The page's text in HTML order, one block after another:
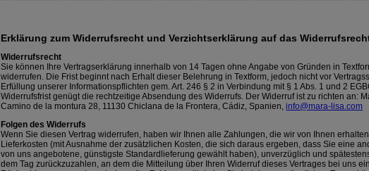
Erklärung zum Widerrufsrecht und Verzichtserklärung auf das
Widerrufsrecht
Sie können Ihre Vertragserklärung innerhalb von 14 Tagen ohne Angabe von Gründen in
widerrufen. Die Frist beginnt nach Erhalt dieser Belehrung in Textform, jedoch nicht vor
Erfüllung unserer Informationspflichten gem. Art. 246 § 2 in Verbindung mit § 1 Abs. 1 und 2
Widerrufsfrist genügt die rechtzeitige Absendung des Widerrufs. Der Widerruf ist zu richten an:
Camino de la montura 28, 11130 Chiclana de la Frontera, Cádiz, Spanien,info@mara-lisa.com
Folgen des Widerrufs
Wenn Sie diesen Vertrag widerrufen, haben wir Ihnen alle Zahlungen, die wir von Ihnen
Lieferkosten (mit Ausnahme der zusätzlichen Kosten, die sich daraus ergeben, dass Sie eine
von uns angebotene, günstigste Standardlieferung gewählt haben), unverzüglich und
dem Tag zurückzuzahlen, an dem die Mitteilung über Ihren Widerruf dieses Vertrages bei uns